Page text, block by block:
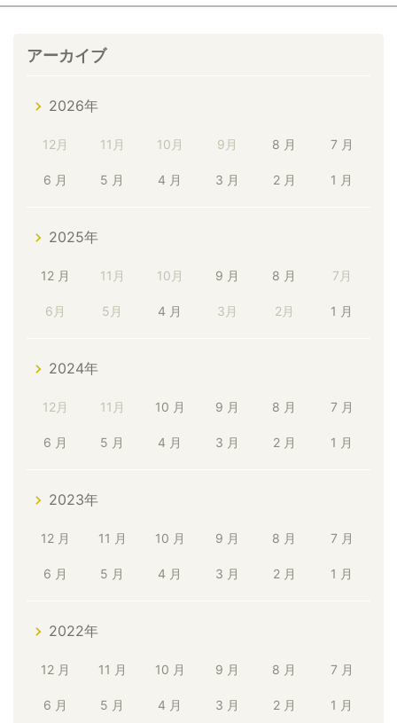
アーカイブ
2026年
12月 11月 10月 9月 8 月 7 月
6 月 5 月 4 月 3 月 2 月 1 月
2025年
12 月 11月 10月 9 月 8 月 7月
6月 5月 4 月 3月 2月 1 月
2024年
12月 11月 10 月 9 月 8 月 7 月
6 月 5 月 4 月 3 月 2 月 1 月
2023年
12 月 11 月 10 月 9 月 8 月 7 月
6 月 5 月 4 月 3 月 2 月 1 月
2022年
12 月 11 月 10 月 9 月 8 月 7 月
6 月 5 月 4 月 3 月 2 月 1 月